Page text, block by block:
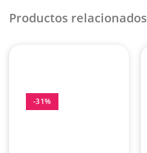
Productos relacionados
-31%